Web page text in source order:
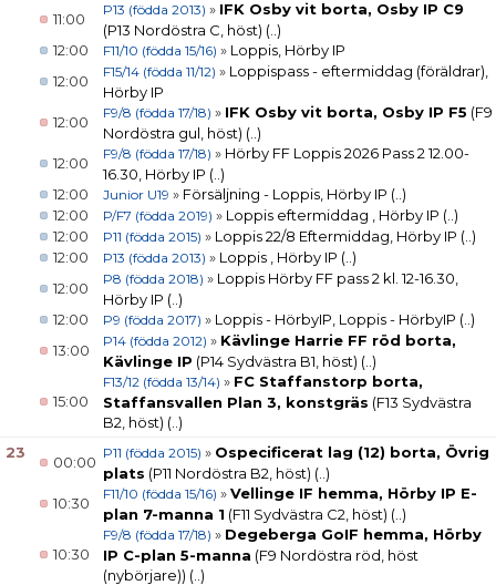
11:00
P13 (födda 2013) » IFK Osby vit borta, Osby IP C9
(P13 Nordöstra C, höst) (..)
12:00
F11/10 (födda 15/16) » Loppis, Hörby IP
12:00
F15/14 (födda 11/12) » Loppispass - eftermiddag (föräldrar),
Hörby IP
12:00
F9/8 (födda 17/18) » IFK Osby vit borta, Osby IP F5 (F9
Nordöstra gul, höst) (..)
12:00
F9/8 (födda 17/18) » Hörby FF Loppis 2026 Pass 2 12.00-
16.30, Hörby IP (..)
12:00
Junior U19 » Försäljning - Loppis, Hörby IP (..)
12:00
P/F7 (födda 2019) » Loppis eftermiddag , Hörby IP (..)
12:00
P11 (födda 2015) » Loppis 22/8 Eftermiddag, Hörby IP (..)
12:00
P13 (födda 2013) » Loppis , Hörby IP (..)
12:00
P8 (födda 2018) » Loppis Hörby FF pass 2 kl. 12-16.30,
Hörby IP (..)
12:00
P9 (födda 2017) » Loppis - HörbyIP, Loppis - HörbyIP (..)
13:00
P14 (födda 2012) » Kävlinge Harrie FF röd borta,
Kävlinge IP (P14 Sydvästra B1, höst) (..)
15:00
F13/12 (födda 13/14) » FC Staffanstorp borta,
Staffansvallen Plan 3, konstgräs (F13 Sydvästra
B2, höst) (..)
23
00:00
P11 (födda 2015) » Ospecificerat lag (12) borta, Övrig
plats (P11 Nordöstra B2, höst) (..)
10:30
F11/10 (födda 15/16) »Vellinge IF hemma, Hörby IP E-
plan 7-manna 1 (F11 Sydvästra C2, höst) (..)
10:30
F9/8 (födda 17/18) » Degeberga GoIF hemma, Hörby
IP C-plan 5-manna (F9 Nordöstra röd, höst
(nybörjare)) (..)